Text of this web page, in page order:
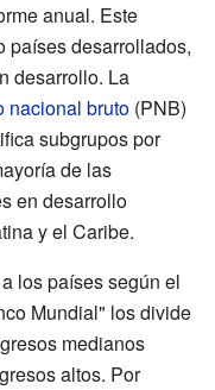
anual. Este
países desarrollados,
desarrollo. La
nacional bruto (PNB)
subgrupos por
de las
en desarrollo
y el Caribe.
los países según el
Mundial" los divide
medianos
altos. Por